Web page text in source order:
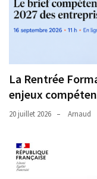
La Rentrée
enjeux
20 juillet 2026 Arnaud